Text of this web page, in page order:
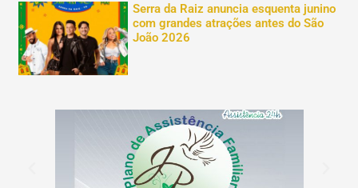
Serra da Raiz anuncia esquenta junino
com grandes atrações antes do São
João 2026